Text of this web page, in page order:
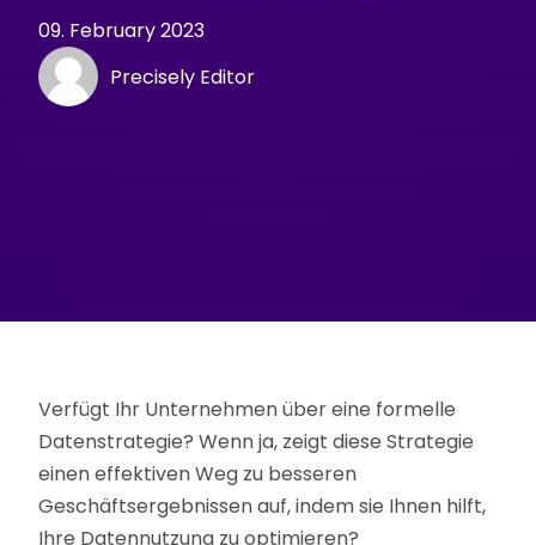
09. February 2023
Precisely Editor
Verfügt Ihr Unternehmen über eine formelle
Datenstrategie? Wenn ja, zeigt diese Strategie
einen effektiven Weg zu besseren
Geschäftsergebnissen auf, indem sie Ihnen hilft,
Ihre Datennutzung zu optimieren?